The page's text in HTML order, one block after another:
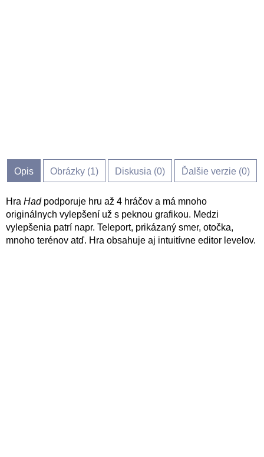
Opis Obrázky (1) Diskusia (0) Ďalšie verzie (0)
Hra Hadpodporuje hru až 4 hráčov a má mnoho
originálnych vylepšení už s peknou grafikou. Medzi
vylepšenia patrí napr. Teleport, prikázaný smer, otočka,
mnoho terénov atď. Hra obsahuje aj intuitívne editor levelov.